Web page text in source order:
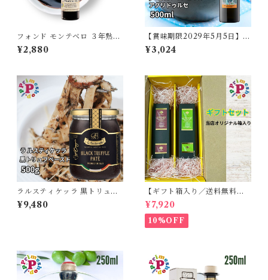
フォンド モンテベロ ３年熟成
伝統バルサミコ酢 モデナ産 25
0ml IGP認定 濃度1.21 FOND
¥2,880
【賞味期限2029年5月5日】ス
ペイン産CAVAを使用した jm
fg 白ワインビネガー アグリド
¥3,024
ラルスティケッラ 黒トリュフ
ペースト 500g ポルチーニ入
トリュフソース La Rustichell
¥9,480
【ギフト箱入り／送料無料】
プライムオーリオ香川ミッシ
ョン エキストラバージンオリ
ーブオイル と プライムオーリ
オ香川ルッカ エキストラバー
¥7,920
10%OFF